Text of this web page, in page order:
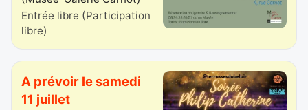
Entrée libre (Participation
libre)
A prévoir le samedi
11 juillet